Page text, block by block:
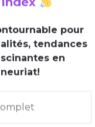
pas aussi lisses que
elle lit
les livres qu’elle
elle n’existe pas,
elle », raconte la
chez les
pour
tendances
en